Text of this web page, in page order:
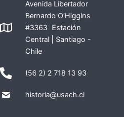
Avenida Libertador
Bernardo O'Higgins
#3363 Estación
Central | Santiago -
Chile
(56 2) 2 718 13 93
historia@usach.cl